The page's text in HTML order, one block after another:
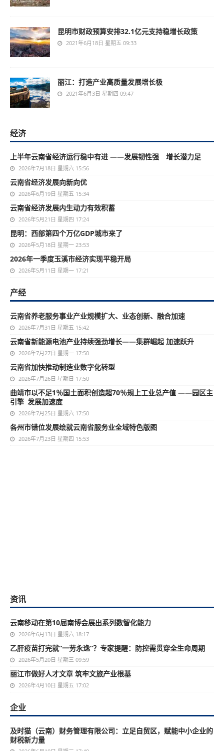
昆明市财政预算安排32.1亿元支持稳增长政策
2021年6月18日 星期五 09:33
丽江：打造产业高质量发展增长极
2021年6月3日 星期四 09:47
经济
上半年云南省经济运行稳中有进 ——发展韧性强 增长潜力足
2026年7月18日 星期六 15:56
云南省经济发展向新向优
2026年6月19日 星期五 15:34
云南省经济发展内生动力有效积蓄
2026年5月21日 星期四 17:24
昆明：西部第四个万亿GDP城市来了
2026年5月18日 星期一 23:53
2026年一季度玉溪市经济实现平稳开局
2026年5月11日 星期一 17:21
产经
云南省养老服务事业产业规模扩大、业态创新、融合加速
2026年7月31日 星期五 15:42
云南省新能源电池产业持续强劲增长——集群崛起 加速跃升
2026年7月27日 星期一 17:50
云南省加快推动制造业数字化转型
2026年7月26日 星期日 17:50
曲靖市以不足1％国土面积创造超70％规上工业总产值 ——园区主
引擎 发展加速度
2026年7月25日 星期六 17:50
各州市错位发展绘就云南省服务业全域特色版图
2026年7月23日 星期四 15:53
资讯
云南移动在第10届南博会展出系列数智化能力
2026年6月13日 星期六 18:17
乙肝疫苗打完就“一劳永逸”？专家提醒：防控需贯穿全生命周期
2026年5月20日 星期三 09:59
丽江市做好人才文章 筑牢文旅产业根基
2026年4月10日 星期五 17:02
企业
及时猫（云南）财务管理有限公司：立足自贸区，赋能中小企业的
财税新力量